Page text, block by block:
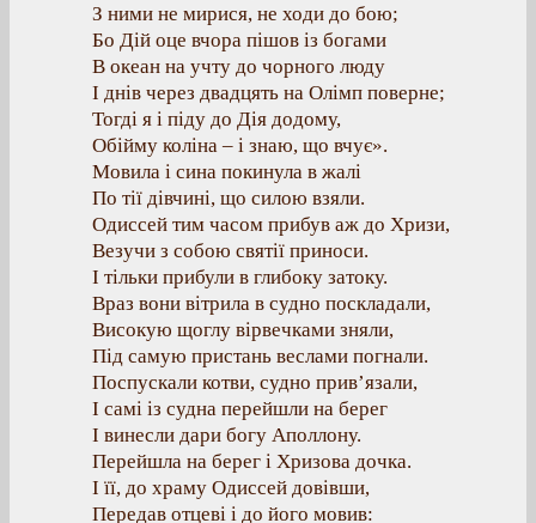
З ними не мирися, не ходи до бою;
Бо Дій оце вчора пішов із богами
В океан на учту до чорного люду
І днів через двадцять на Олімп поверне;
Тогді я і піду до Дія додому,
Обійму коліна – і знаю, що вчує».
Мовила і сина покинула в жалі
По тії дівчині, що силою взяли.
Одиссей тим часом прибув аж до Хризи,
Везучи з собою святії приноси.
І тільки прибули в глибоку затоку.
Враз вони вітрила в судно поскладали,
Високую щоглу вірвечками зняли,
Під самую пристань веслами погнали.
Поспускали котви, судно прив’язали,
І самі із судна перейшли на берег
І винесли дари богу Аполлону.
Перейшла на берег і Хризова дочка.
І її, до храму Одиссей довівши,
Передав отцеві і до його мовив: